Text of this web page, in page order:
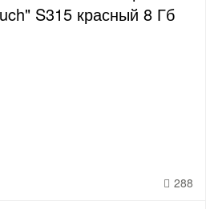
S315 красный 8 Гб
288